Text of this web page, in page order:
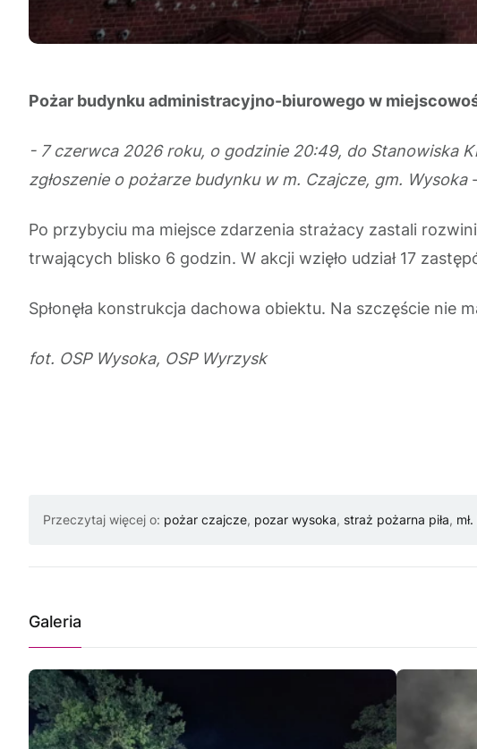
Pożar budynku administracyjno-biurowego w
- 7 czerwca 2026 roku, o godzinie 20:49, do Stanowiska
zgłoszenie o pożarze budynku w m. Czajcze, gm. Wysoka-
Po przybyciu ma miejsce zdarzenia strażacy zastali
trwających blisko 6 godzin. W akcji wzięło udział 17
Spłonęła konstrukcja dachowa obiektu. Na szczęście nie
fot. OSP Wysoka, OSP Wyrzysk
Przeczytaj więcej o: pożar czajcze, pozar wysoka, straż pożarna piła,
Galeria